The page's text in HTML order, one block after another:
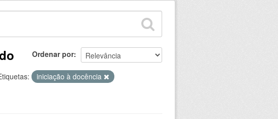
Ordenar por
iniciação à docência